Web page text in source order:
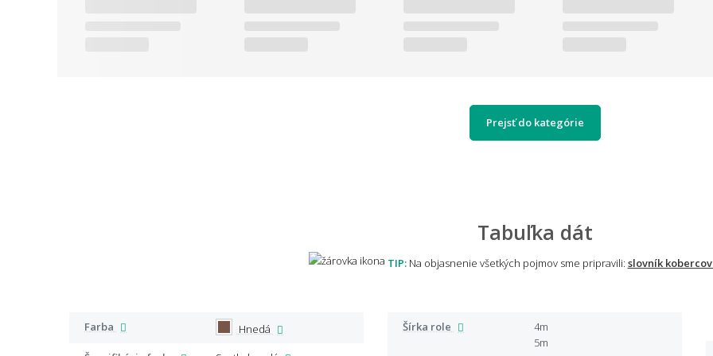
Prejsť do kategórie
Tabuľka dát
TIP:Na objasnenie všetkých pojmov sme pripravili: slovník
Farba
Hnedá
Šírka role
4m
5m